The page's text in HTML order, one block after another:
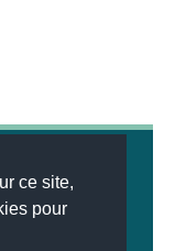
ce site,
pour